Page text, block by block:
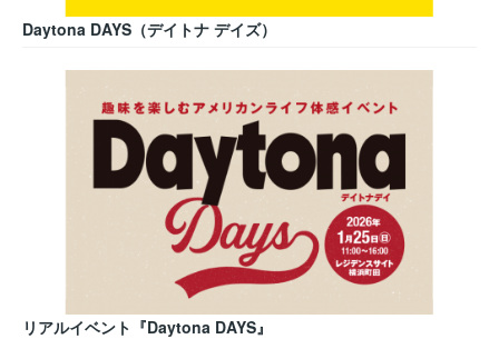
Daytona DAYS（デイトナ デイズ）
リアルイベント『Daytona DAYS』